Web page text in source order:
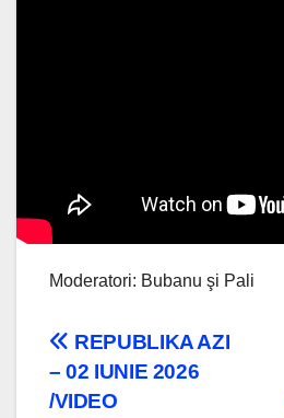
Moderatori: Bubanu şi Pali
Navigare
în
REPUBLIKA AZI
– 02 IUNIE 2026
/VIDEO